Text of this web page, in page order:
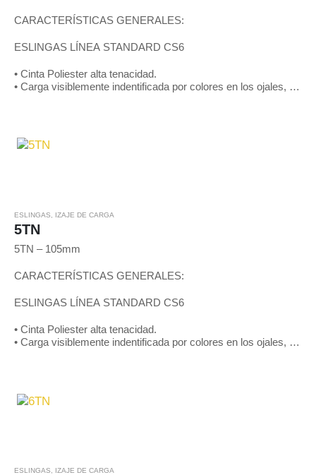
CARACTERÍSTICAS GENERALES:
ESLINGAS LÍNEA STANDARD CS6
• Cinta Poliester alta tenacidad.
• Carga visiblemente indentificada por colores en los ojales, de
ESLINGAS IZAJE DE CARGA
5TN
5TN – 105mm
CARACTERÍSTICAS GENERALES:
ESLINGAS LÍNEA STANDARD CS6
• Cinta Poliester alta tenacidad.
• Carga visiblemente indentificada por colores en los ojales, de
ESLINGAS IZAJE DE CARGA